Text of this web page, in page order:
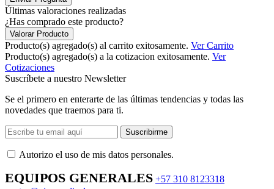
Últimas valoraciones realizadas
¿Has comprado este producto?
Valorar Producto
Producto(s) agregado(s) al carrito exitosamente. Ver Carrito
Producto(s) agregado(s) a la cotizacion exitosamente. Ver
Cotizaciones
Suscríbete a nuestro Newsletter
Se el primero en enterarte de las últimas tendencias y todas las
novedades que traemos para ti.
Suscribirme
Autorizo ​​el uso de mis datos personales.
EQUIPOS GENERALES +57 310 8123318